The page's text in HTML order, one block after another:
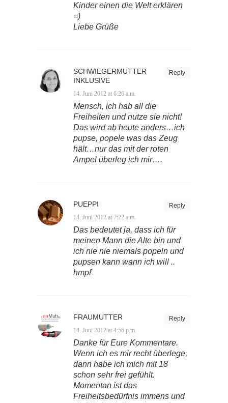
Kinder einen die Welt erklären
=)
Liebe Grüße
Reply
SCHWIEGERMUTTER
INKLUSIVE
14. Juni 2012 at 6:26 a.m.
Mensch, ich hab all die
Freiheiten und nutze sie nicht!
Das wird ab heute anders…ich
pupse, popele was das Zeug
hält…nur das mit der roten
Ampel überleg ich mir….
Reply
PUEPPI
14. Juni 2012 at 7:22 a.m.
Das bedeutet ja, dass ich für
meinen Mann die Alte bin und
ich nie nie niemals popeln und
pupsen kann wann ich will ..
hmpf
Reply
FRAUMUTTER
14. Juni 2012 at 4:56 p.m.
Danke für Eure Kommentare.
Wenn ich es mir recht überlege,
dann habe ich mich mit 18
schon sehr frei gefühlt.
Momentan ist das
Freiheitsbedürfnis immens und